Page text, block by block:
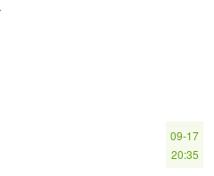
09-17
20:35